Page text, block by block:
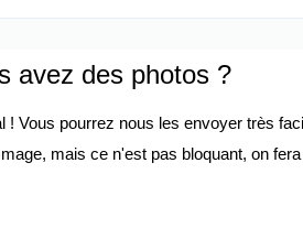
avez des photos ?
! Vous pourrez nous les envoyer très
mais ce n'est pas bloquant, on